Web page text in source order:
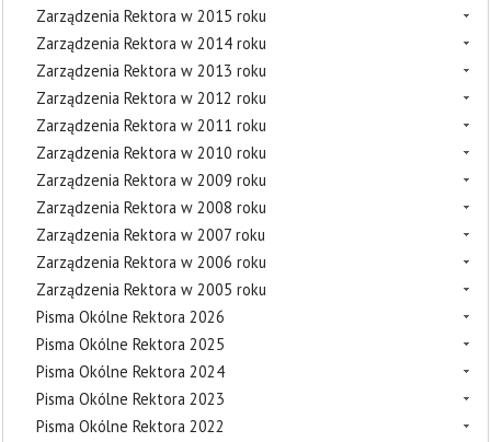
Zarządzenia Rektora w 2015 roku
Zarządzenia Rektora w 2014 roku
Zarządzenia Rektora w 2013 roku
Zarządzenia Rektora w 2012 roku
Zarządzenia Rektora w 2011 roku
Zarządzenia Rektora w 2010 roku
Zarządzenia Rektora w 2009 roku
Zarządzenia Rektora w 2008 roku
Zarządzenia Rektora w 2007 roku
Zarządzenia Rektora w 2006 roku
Zarządzenia Rektora w 2005 roku
Pisma Okólne Rektora 2026
Pisma Okólne Rektora 2025
Pisma Okólne Rektora 2024
Pisma Okólne Rektora 2023
Pisma Okólne Rektora 2022